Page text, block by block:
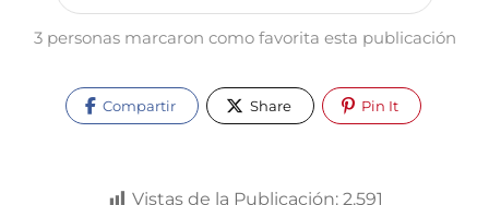
3 personas marcaron como favorita esta publicación
Compartir Share Pin It
Vistas de la Publicación: 2.591